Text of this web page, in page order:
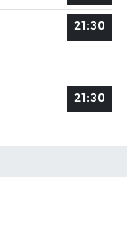
21:30
21:30